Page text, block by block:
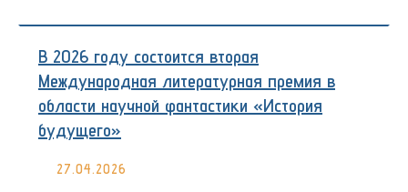
В 2026 году состоится вторая
Международная литературная премия в
области научной фантастики «История
будущего»
27.04.2026